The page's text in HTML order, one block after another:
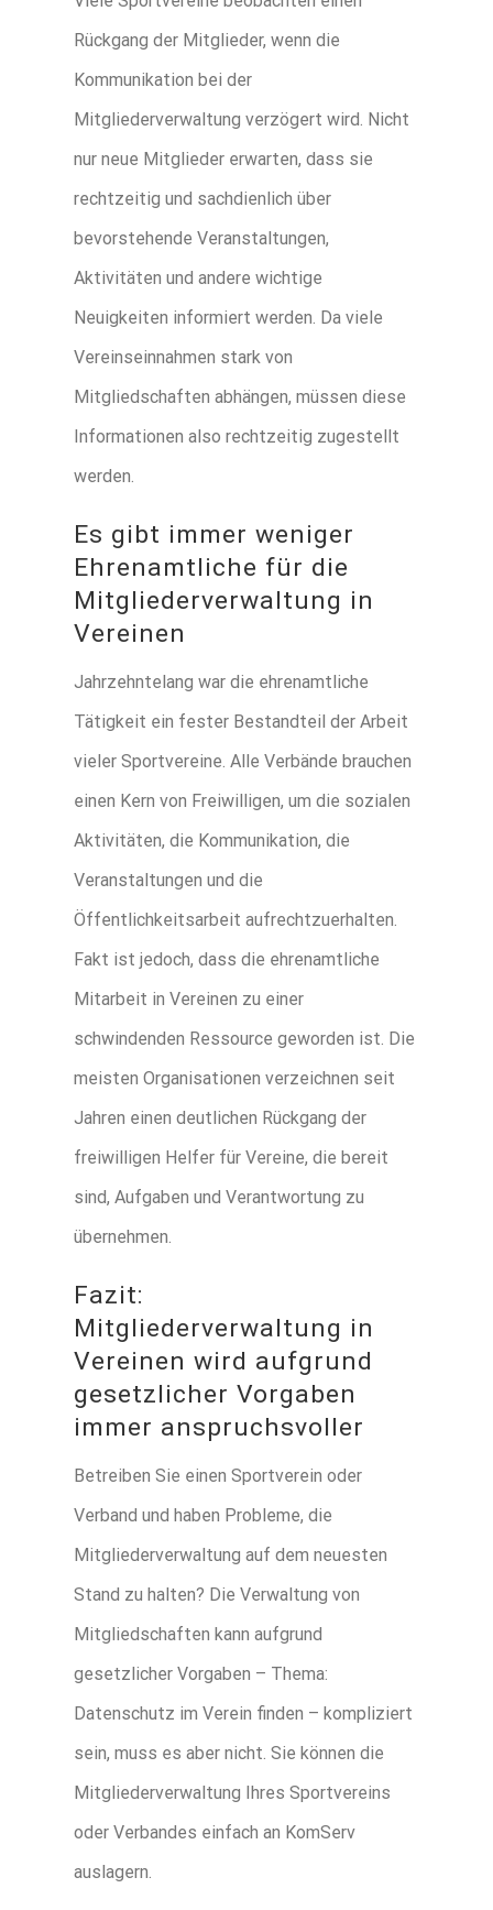
Rückgang der Mitglieder, wenn die
Kommunikation bei der
Mitgliederverwaltung verzögert wird. Nicht
nur neue Mitglieder erwarten, dass sie
rechtzeitig und sachdienlich über
bevorstehende Veranstaltungen,
Aktivitäten und andere wichtige
Neuigkeiten informiert werden. Da viele
Vereinseinnahmen stark von
Mitgliedschaften abhängen, müssen diese
Informationen also rechtzeitig zugestellt
werden.
Es gibt immer weniger
Ehrenamtliche für die
Mitgliederverwaltung in
Vereinen
Jahrzehntelang war die ehrenamtliche
Tätigkeit ein fester Bestandteil der Arbeit
vieler Sportvereine. Alle Verbände brauchen
einen Kern von Freiwilligen, um die sozialen
Aktivitäten, die Kommunikation, die
Veranstaltungen und die
Öffentlichkeitsarbeit aufrechtzuerhalten.
Fakt ist jedoch, dass die ehrenamtliche
Mitarbeit in Vereinen zu einer
schwindenden Ressource geworden ist. Die
meisten Organisationen verzeichnen seit
Jahren einen deutlichen Rückgang der
freiwilligen Helfer für Vereine, die bereit
sind, Aufgaben und Verantwortung zu
übernehmen.
Fazit:
Mitgliederverwaltung in
Vereinen wird aufgrund
gesetzlicher Vorgaben
immer anspruchsvoller
Betreiben Sie einen Sportverein oder
Verband und haben Probleme, die
Mitgliederverwaltung auf dem neuesten
Stand zu halten? Die Verwaltung von
Mitgliedschaften kann aufgrund
gesetzlicher Vorgaben – Thema:
Datenschutz im Verein finden – kompliziert
sein, muss es aber nicht. Sie können die
Mitgliederverwaltung Ihres Sportvereins
oder Verbandes einfach an KomServ
auslagern.